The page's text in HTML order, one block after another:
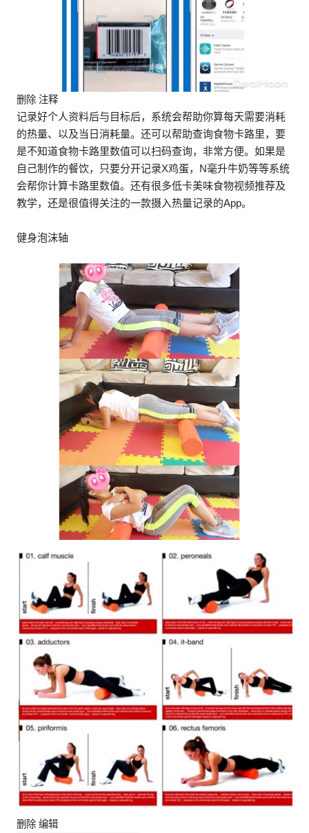
删除 注释
记录好个人资料后与目标后，系统会帮助你算每天需要消耗
的热量、以及当日消耗量。还可以帮助查询食物卡路里，要
是不知道食物卡路里数值可以扫码查询，非常方便。如果是
自己制作的餐饮，只要分开记录X鸡蛋，N毫升牛奶等等系统
会帮你计算卡路里数值。还有很多低卡美味食物视频推荐及
教学，还是很值得关注的一款摄入热量记录的App。
健身泡沫轴
删除 编辑